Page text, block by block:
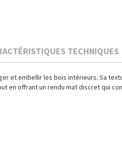
et embellir les bois intérieurs. Sa
en offrant un rendu mat discret qui
TECHNIQUES